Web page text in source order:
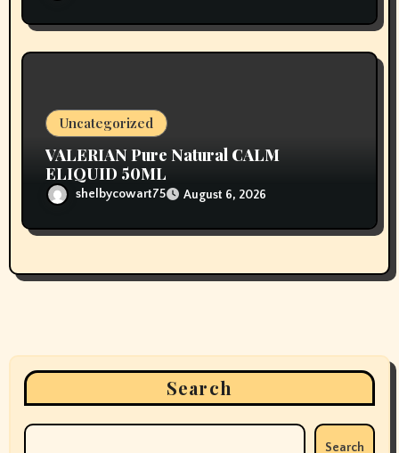
Uncategorized
VALERIAN Pure Natural CALM
ELIQUID 50ML
shelbycowart75 August 6, 2026
Search
Search